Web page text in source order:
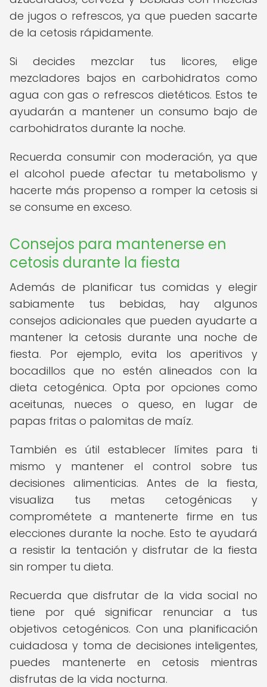
de jugos o refrescos, ya que pueden sacarte
de la cetosis rápidamente.
Si decides mezclar tus licores, elige
mezcladores bajos en carbohidratos como
agua con gas o refrescos dietéticos. Estos te
ayudarán a mantener un consumo bajo de
carbohidratos durante la noche.
Recuerda consumir con moderación, ya que
el alcohol puede afectar tu metabolismo y
hacerte más propenso a romper la cetosis si
se consume en exceso.
Consejos para mantenerse en
cetosis durante la fiesta
Además de planificar tus comidas y elegir
sabiamente tus bebidas, hay algunos
consejos adicionales que pueden ayudarte a
mantener la cetosis durante una noche de
fiesta. Por ejemplo, evita los aperitivos y
bocadillos que no estén alineados con la
dieta cetogénica. Opta por opciones como
aceitunas, nueces o queso, en lugar de
papas fritas o palomitas de maíz.
También es útil establecer límites para ti
mismo y mantener el control sobre tus
decisiones alimenticias. Antes de la fiesta,
visualiza tus metas cetogénicas y
comprométete a mantenerte firme en tus
elecciones durante la noche. Esto te ayudará
a resistir la tentación y disfrutar de la fiesta
sin romper tu dieta.
Recuerda que disfrutar de la vida social no
tiene por qué significar renunciar a tus
objetivos cetogénicos. Con una planificación
cuidadosa y toma de decisiones inteligentes,
puedes mantenerte en cetosis mientras
disfrutas de la vida nocturna.